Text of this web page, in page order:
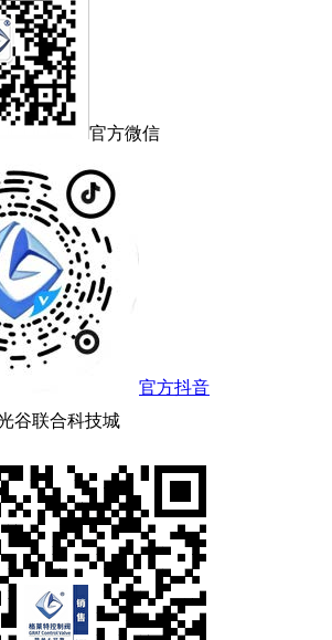
官方微信
官方抖音
（范工）
（吕工）
谷联合科技城